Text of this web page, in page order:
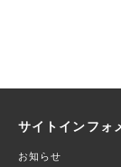
サイトインフォ
お知らせ